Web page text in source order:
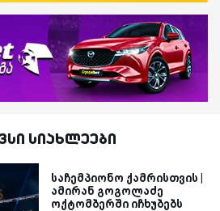
სიახლეები
საჩემპიონო ქამრისთვის |
ამირან გოგოლაძე
ოქტომბერში იჩხუბებს